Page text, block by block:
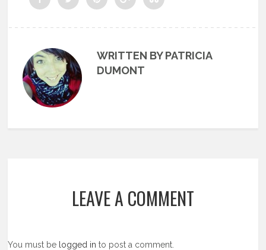
WRITTEN BY PATRICIA
DUMONT
LEAVE A COMMENT
You must be logged in to post a comment.